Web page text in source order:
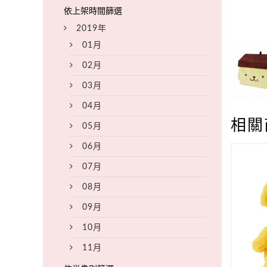
相
2019年
01月
02月
03月
04月
05月
06月
07月
08月
09月
10月
11月